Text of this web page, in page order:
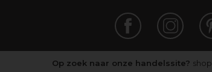
Op zoek naar onze handelssite? shop